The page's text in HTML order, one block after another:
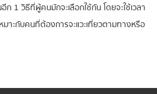
1 วิธีที่ผู้คนมักจะเลือกใช้กัน โดยจะใช้เวลา
าะกับคนที่ต้องการจะแวะเที่ยวตามทางหรือ